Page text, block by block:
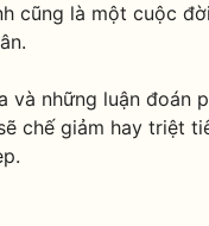
cũng là một cuộc đời
và những luận đoán
chế giảm hay triệt